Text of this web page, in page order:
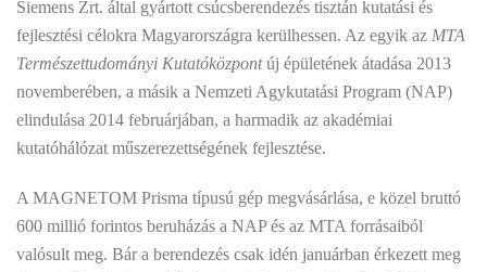
Siemens Zrt. által gyártott csúcsberendezés tisztán kutatási és
fejlesztési célokra Magyarországra kerülhessen. Az egyik az MTA
Természettudományi Kutatóközpontúj épületének átadása 2013
novemberében, a másik a Nemzeti Agykutatási Program (NAP)
elindulása 2014 februárjában, a harmadik az akadémiai
kutatóhálózat műszerezettségének fejlesztése.
A MAGNETOM Prisma típusú gép megvásárlása, e közel bruttó
600 millió forintos beruházás a NAP és az MTA forrásaiból
valósult meg. Bár a berendezés csak idén januárban érkezett meg